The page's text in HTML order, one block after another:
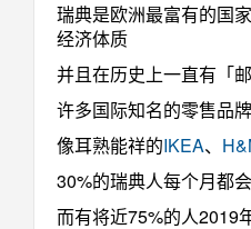
瑞典是欧洲最富有的国
经济体质
并且在历史上一直有「
许多国际知名的零售品
像耳熟能祥的IKEA、
30%的瑞典人每个月都
而有将近75%的人2019